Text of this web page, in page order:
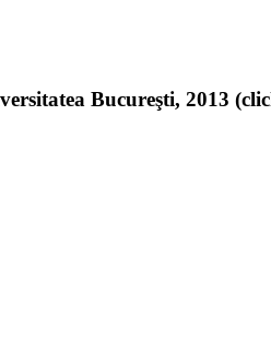
Bucureşti, 2013